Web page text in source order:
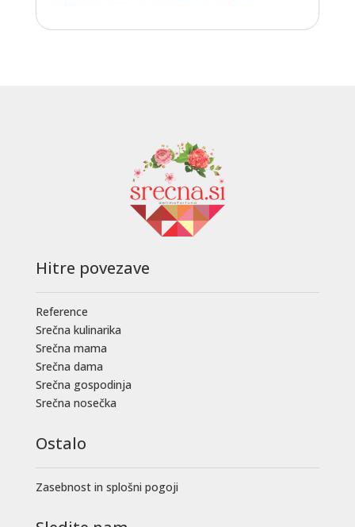
Hitre povezave
Reference
Srečna kulinarika
Srečna mama
Srečna dama
Srečna gospodinja
Srečna nosečka
Ostalo
Zasebnost in splošni pogoji